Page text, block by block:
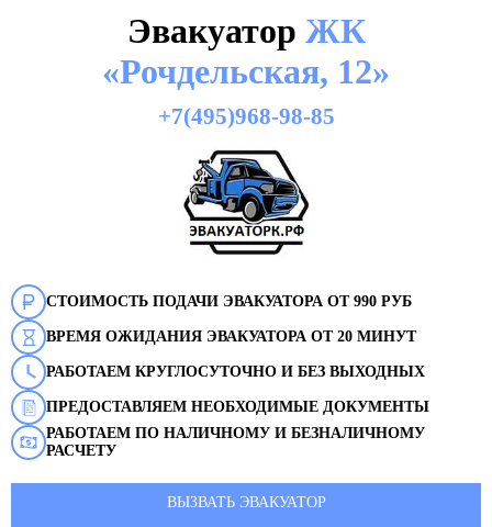
Эвакуатор ЖК
«Рочдельская, 12»
+7(495)968-98-85
СТОИМОСТЬ ПОДАЧИ ЭВАКУАТОРА ОТ 990 РУБ
ВРЕМЯ ОЖИДАНИЯ ЭВАКУАТОРА ОТ 20 МИНУТ
РАБОТАЕМ КРУГЛОСУТОЧНО И БЕЗ ВЫХОДНЫХ
ПРЕДОСТАВЛЯЕМ НЕОБХОДИМЫЕ ДОКУМЕНТЫ
РАБОТАЕМ ПО НАЛИЧНОМУ И БЕЗНАЛИЧНОМУ
РАСЧЕТУ
ВЫЗВАТЬ ЭВАКУАТОР